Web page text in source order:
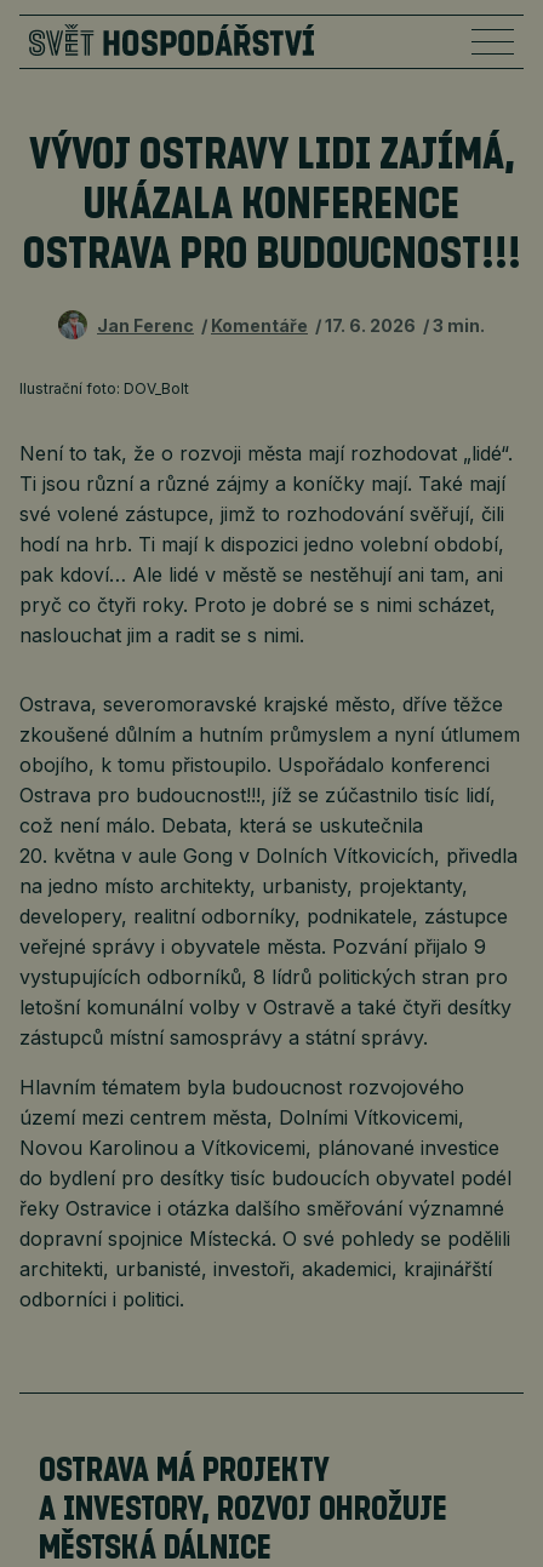
VÝVOJ OSTRAVY LIDI ZAJÍMÁ,
UKÁZALA KONFERENCE
OSTRAVA PRO BUDOUCNOST!!!
Jan Ferenc Komentáře 17. 6. 2026 3 min.
Ilustrační foto: DOV_Bolt
Není to tak, že o rozvoji města mají rozhodovat „lidé“.
Ti jsou různí a různé zájmy a koníčky mají. Také mají
své volené zástupce, jimž to rozhodování svěřují, čili
hodí na hrb. Ti mají k dispozici jedno volební období,
pak kdoví… Ale lidé v městě se nestěhují ani tam, ani
pryč co čtyři roky. Proto je dobré se s nimi scházet,
naslouchat jim a radit se s nimi.
Ostrava, severomoravské krajské město, dříve těžce
zkoušené důlním a hutním průmyslem a nyní útlumem
obojího, k tomu přistoupilo. Uspořádalo konferenci
Ostrava pro budoucnost!!!, jíž se zúčastnilo tisíc lidí,
což není málo. Debata, která se uskutečnila
20. května v aule Gong v Dolních Vítkovicích, přivedla
na jedno místo architekty, urbanisty, projektanty,
developery, realitní odborníky, podnikatele, zástupce
veřejné správy i obyvatele města. Pozvání přijalo 9
vystupujících odborníků, 8 lídrů politických stran pro
letošní komunální volby v Ostravě a také čtyři desítky
zástupců místní samosprávy a státní správy.
Hlavním tématem byla budoucnost rozvojového
území mezi centrem města, Dolními Vítkovicemi,
Novou Karolinou a Vítkovicemi, plánované investice
do bydlení pro desítky tisíc budoucích obyvatel podél
řeky Ostravice i otázka dalšího směřování významné
dopravní spojnice Místecká. O své pohledy se podělili
architekti, urbanisté, investoři, akademici, krajinářští
odborníci i politici.
OSTRAVA MÁ PROJEKTY
A INVESTORY, ROZVOJ OHROŽUJE
MĚSTSKÁ DÁLNICE